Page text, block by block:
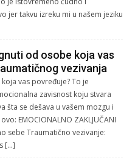
jer takvu izreku mi u našem jeziku
od osobe koja vas
vezivanja
vas povređuje? To je
zavisnost koju stvara
šta se dešava u vašem mozgu i
EMOCIONALNO ZAKLJUČANI
sebe Traumatično vezivanje:
[…]